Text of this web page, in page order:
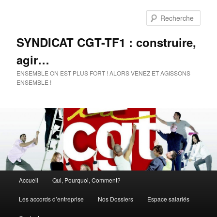
SYNDICAT CGT-TF1 : construire,
agir…
ENSEMBLE ON EST PLUS FORT ! ALORS VENEZ ET AGISSONS
ENSEMBLE !
principal
Aller
au
Aller
au
Accueil Qui, Pourquoi, Comment?
Les accords d’entreprise Nos Dossiers Espace salariés